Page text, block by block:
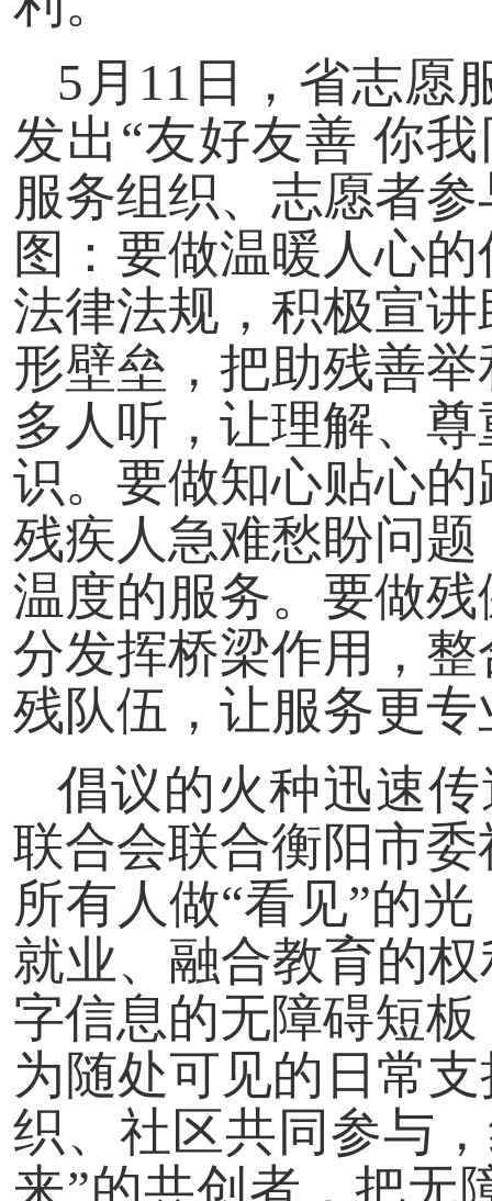
5月11日，省志愿
发出“友好友善 你
服务组织、志愿者
图：要做温暖人心
法律法规，积极宣
形壁垒，把助残善
多人听，让理解、
识。要做知心贴心
残疾人急难愁盼问
温度的服务。要做
分发挥桥梁作用，
残队伍，让服务更
倡议的火种迅速
联合会联合衡阳市
所有人做“看见”的
就业、融合教育的
字信息的无障碍短
为随处可见的日常
织、社区共同参与
来”的共创者，把无